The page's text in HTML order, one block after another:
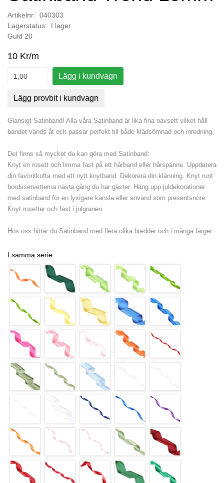
Artikelnr: 040303
Lagerstatus: I lager
Guld 20
10 Kr/m
Lägg i kundvagn
Lägg provbit i kundvagn
Glansigt Satinband! Alla våra Satinband är lika fina oavsett vilket håll
bandet vänds åt och passar perfekt till både klädsömnad och inredning.
Det finns så mycket du kan göra med Satinband:
Knyt en rosett och limma fast på ett hårband eller hårspänne. Uppdatera
din favoritkofta med ett nytt knytband. Dekorera din klänning. Knyt runt
bordsservetterna nästa gång du har gäster. Häng upp juldekorationer
med satinband för en lyxigare känsla eller använd som presentsnöre.
Knyt rosetter och fäst i julgranen.
Hos oss hittar du Satinband med flera olika bredder och i många färger.
I samma serie